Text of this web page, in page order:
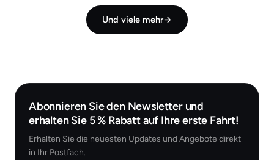
Und viele mehr→
Abonnieren Sie den Newsletter und
erhalten Sie 5 % Rabatt auf Ihre erste Fahrt!
Erhalten Sie die neuesten Updates und Angebote direkt
in Ihr Postfach.